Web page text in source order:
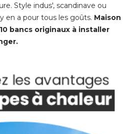
Style indus', scandinave ou
en a pour tous les goûts. Maison
bancs originaux à installer